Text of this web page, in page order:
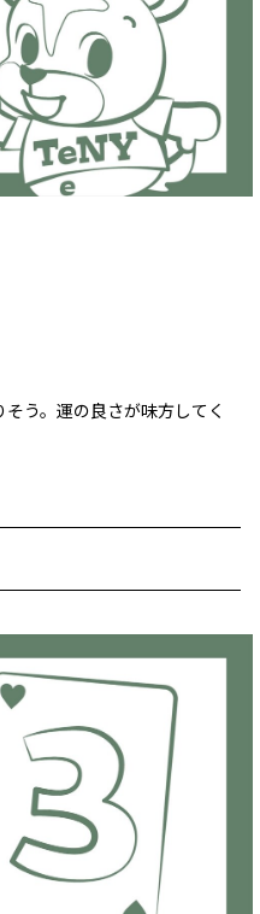
う。運の良さが味方してく